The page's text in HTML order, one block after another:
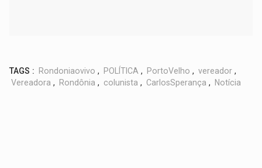
TAGS : Rondoniaovivo , POLÍTICA , PortoVelho , vereador ,
Vereadora , Rondônia , colunista , CarlosSperança , Notícia